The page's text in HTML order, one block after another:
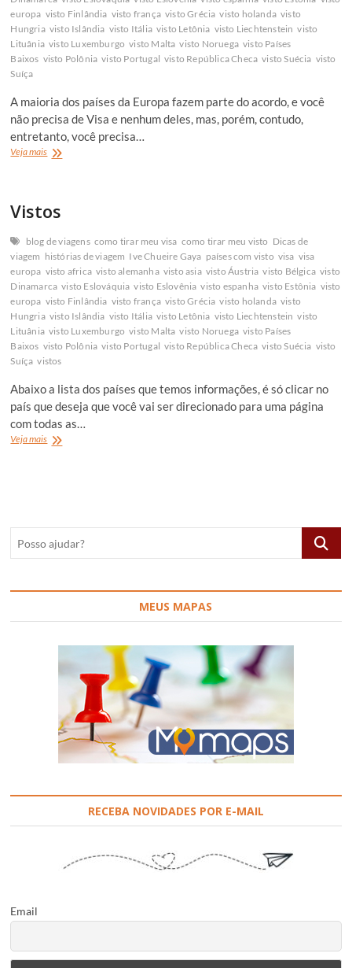
europa visto Finlândia visto frança visto Grécia visto holanda visto
Hungria visto Islândia visto Itália visto Letônia visto Liechtenstein visto
Lituânia visto Luxemburgo visto Malta visto Noruega visto Países
Baixos visto Polônia visto Portugal visto República Checa visto Suécia visto
Suíça
A maioria dos países da Europa fazem parte do acordo, e você
não precisa de Visa e nenhum deles, mas, porém, contudo,
entretanto, você precisa…
Veja maisComo
os
Países
Schengen
(Espanha,
Alemanha,
outros…)
Vistos
blog de viagens como tirar meu visa como tirar meu visto Dicas de
viagem histórias de viagem Ive Chueire Gaya países com visto visa visa
europa visto africa visto alemanha visto asia visto Áustria visto Bélgica visto
Dinamarca visto Eslováquia visto Eslovênia visto espanha visto Estônia visto
europa visto Finlândia visto frança visto Grécia visto holanda visto
Hungria visto Islândia visto Itália visto Letônia visto Liechtenstein visto
Lituânia visto Luxemburgo visto Malta visto Noruega visto Países
Baixos visto Polônia visto Portugal visto República Checa visto Suécia visto
Suíça vistos
Abaixo a lista dos países que temos informações, é só clicar no
país que deseja que você vai ser direcionado para uma página
com todas as…
Veja maisVistos
Posso
ajudar?
MEUS MAPAS
RECEBA NOVIDADES POR E-MAIL
Email